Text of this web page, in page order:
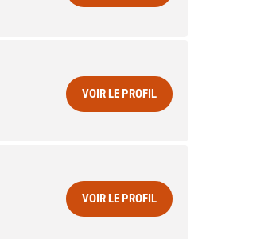
VOIR LE PROFIL
VOIR LE PROFIL